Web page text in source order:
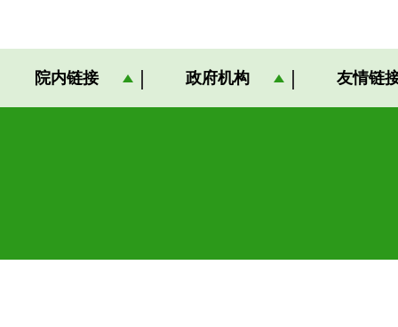
院内链接 政府机构 友情链